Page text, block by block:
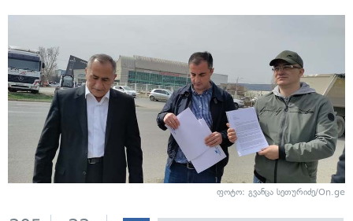
ფოტო: გვანცა სეთურიძე/On.ge